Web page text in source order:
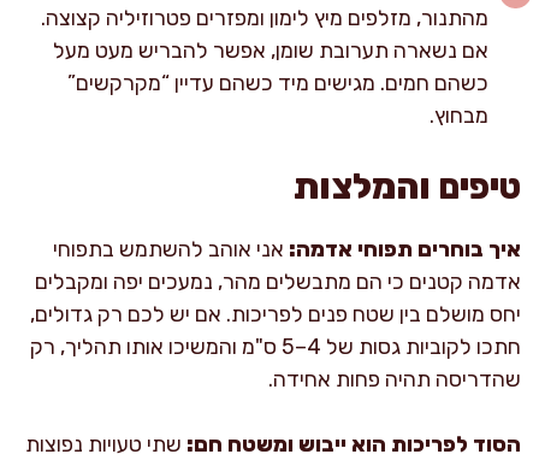
מהתנור, מזלפים מיץ לימון ומפזרים פטרוזיליה קצוצה.
אם נשארה תערובת שומן, אפשר להבריש מעט מעל
כשהם חמים. מגישים מיד כשהם עדיין “מקרקשים”
מבחוץ.
טיפים והמלצות
איך בוחרים תפוחי אדמה: אני אוהב להשתמש בתפוחי
אדמה קטנים כי הם מתבשלים מהר, נמעכים יפה ומקבלים
יחס מושלם בין שטח פנים לפריכות. אם יש לכם רק גדולים,
חתכו לקוביות גסות של 4–5 ס"מ והמשיכו אותו תהליך, רק
שהדריסה תהיה פחות אחידה.
הסוד לפריכות הוא ייבוש ומשטח חם: שתי טעויות נפוצות